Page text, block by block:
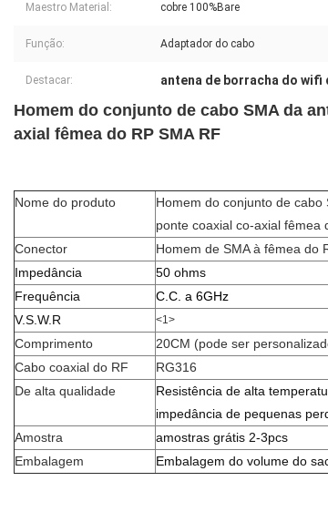
Maestro Material: cobre 100%Bare
Função: Adaptador do cabo
Destacar: antena de borracha do wifi
Homem do conjunto de cabo SMA da
axial fêmea do RP SMA RF
Nome do produto
Homem do conjunto de
ponte coaxial co-axial fêmea
Conector
Homem de SMA à fêmea do
Impedância
50 ohms
Frequência
C.C. a 6GHz
V.S.W.R
<1>
Comprimento
20CM (pode ser
Cabo coaxial do RF
RG316
De alta qualidade
Resistência de alta
impedância de pequenas
Amostra
amostras grátis 2-3pcs
Embalagem
Embalagem do volume do